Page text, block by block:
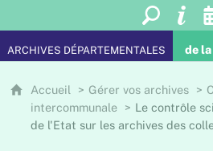
ARCHIVES DÉPARTEMENTALES de
Accueil Gérer vos archives
intercommunale
Le contrôle
de l'Etat sur les archives des